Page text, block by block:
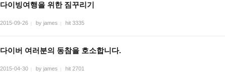
다이빙여행을 위한 짐꾸리기
2015-09-26 by james hit 3335
다이버 여러분의 동참을 호소합니다.
2015-04-30 by james hit 2701